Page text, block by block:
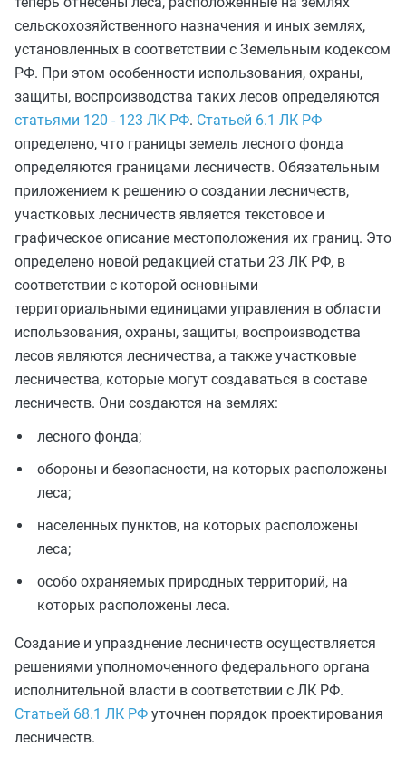
сельскохозяйственного назначения и иных землях,
установленных в соответствии с Земельным кодексом
РФ. При этом особенности использования, охраны,
защиты, воспроизводства таких лесов определяются
статьями 120 - 123 ЛК РФ. Статьей 6.1 ЛК РФ
определено, что границы земель лесного фонда
определяются границами лесничеств. Обязательным
приложением к решению о создании лесничеств,
участковых лесничеств является текстовое и
графическое описание местоположения их границ. Это
определено новой редакцией статьи 23 ЛК РФ, в
соответствии с которой основными
территориальными единицами управления в области
использования, охраны, защиты, воспроизводства
лесов являются лесничества, а также участковые
лесничества, которые могут создаваться в составе
лесничеств. Они создаются на землях:
лесного фонда;
обороны и безопасности, на которых расположены
леса;
населенных пунктов, на которых расположены
леса;
особо охраняемых природных территорий, на
которых расположены леса.
Создание и упразднение лесничеств осуществляется
решениями уполномоченного федерального органа
исполнительной власти в соответствии с ЛК РФ.
Статьей 68.1 ЛК РФ уточнен порядок проектирования
лесничеств.